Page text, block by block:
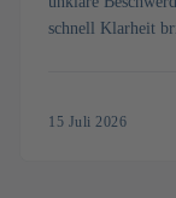
schnell Klarheit
15 Juli 2026